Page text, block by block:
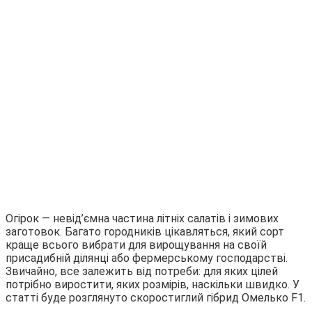
Огірок — невід’ємна частина літніх салатів і зимових
заготовок. Багато городників цікавляться, який сорт
краще всього вибрати для вирощування на своїй
присадибній ділянці або фермерському господарстві.
Звичайно, все залежить від потреби: для яких цілей
потрібно виростити, яких розмірів, наскільки швидко. У
статті буде розглянуто скоростиглий гібрид Омелько F1.